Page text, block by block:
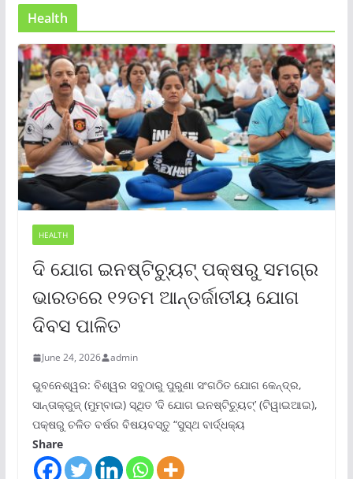
Health
HEALTH
ଦି ଯୋଗ ଇନଷ୍ଟିଚ୍ୟୁଟ୍ ପକ୍ଷରୁ ସମଗ୍ର
ଭାରତରେ ୧୨ତମ ଆନ୍ତର୍ଜାତୀୟ ଯୋଗ
ଦିବସ ପାଳିତ
June 24, 2026 admin
ଭୁବନେଶ୍ୱର: ବିଶ୍ୱର ସବୁଠାରୁ ପୁରୁଣା ସଂଗଠିତ ଯୋଗ କେନ୍ଦ୍ର,
ସାନ୍ତାକ୍ରୁଜ୍ (ମୁମ୍ବାଇ) ସ୍ଥିତ ‘ଦି ଯୋଗ ଇନଷ୍ଟିଚ୍ୟୁଟ୍‌’ (ଟିୱାଇଆଇ),
ପକ୍ଷରୁ ଚଳିତ ବର୍ଷର ବିଷୟବସ୍ତୁ “ସୁସ୍ଥ ବାର୍ଦ୍ଧକ୍ୟ
Share